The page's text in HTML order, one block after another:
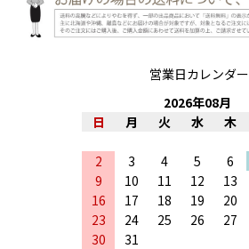
営業日カレンダー
2026年08月
日
月 火 水 木
2
3 4 5 6
9
10 11 12 13
16
17 18 19 20
23
24 25 26 27
30
31